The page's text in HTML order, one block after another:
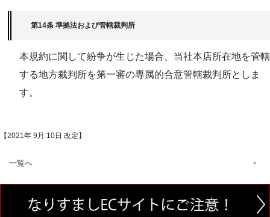
第14条 準拠法および管轄裁判所
本規約に関して紛争が生じた場合、当社本店所在地を管轄
する地方裁判所を第一審の専属的合意管轄裁判所としま
す。
【2021年 9月 10日 改定】
一覧へ